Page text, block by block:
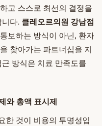
고 스스로 최선의 결정을
다. 클레오르의원 강남점
보하는 방식이 아닌, 환자
찾아가는 파트너십을 지
방식은 치료 만족도를
와 총액 표시제
한 것이 비용의 투명성입